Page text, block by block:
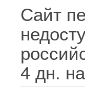
Сайт
4 дн.